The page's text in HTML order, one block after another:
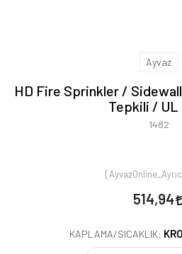
Ayvaz
HD Fire Sprinkler /
Tepkili / UL
1482
514,94
KAPLAMA/SICAKLIK: